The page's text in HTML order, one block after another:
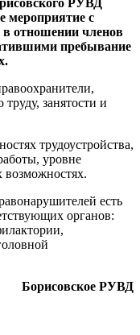
мероприятие с
в отношении членов
пребывание
занятости и
трудоустройства,
уровне
возможностях.
есть
органов:
Борисовское РУВД